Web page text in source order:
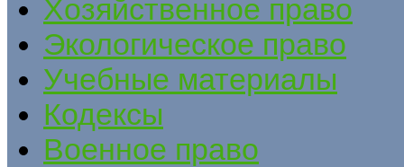
Хозяйственное право
Экологическое право
Учебные материалы
Кодексы
Военное право